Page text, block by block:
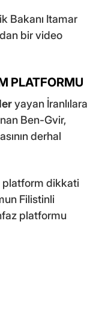
Bakanı Itamar
bir video
PLATFORMU
yayan İranlılara
Ben-Gvir,
derhal
platform dikkati
Filistinli
platformu